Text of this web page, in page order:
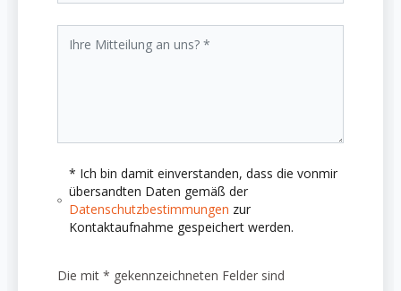
* Ich bin damit einverstanden, dass die vonmir
übersandten Daten gemäß der
Datenschutzbestimmungen zur
Kontaktaufnahme gespeichert werden.
Die mit * gekennzeichneten Felder sind